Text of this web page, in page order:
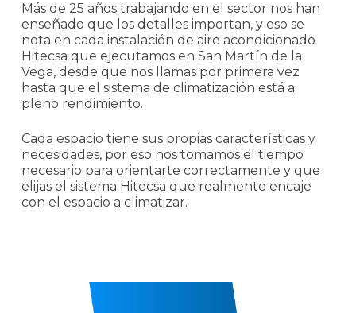
Más de 25 años trabajando en el sector nos han
enseñado que los detalles importan, y eso se
nota en cada instalación de aire acondicionado
Hitecsa que ejecutamos en San Martín de la
Vega, desde que nos llamas por primera vez
hasta que el sistema de climatización está a
pleno rendimiento.
Cada espacio tiene sus propias características y
necesidades, por eso nos tomamos el tiempo
necesario para orientarte correctamente y que
elijas el sistema Hitecsa que realmente encaje
con el espacio a climatizar.